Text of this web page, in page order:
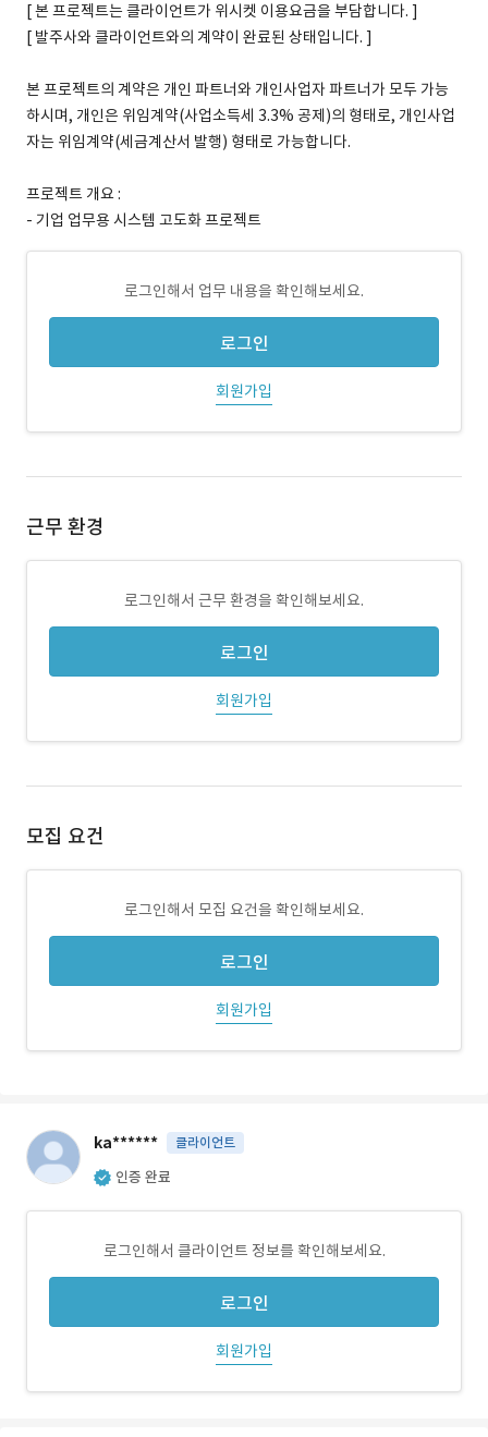
[ 본 프로젝트는 클라이언트가 위시켓 이용요금을 부담합니다. ]
[ 발주사와 클라이언트와의 계약이 완료된 상태입니다. ]
본 프로젝트의 계약은 개인 파트너와 개인사업자 파트너가 모두 가능
하시며, 개인은 위임계약(사업소득세 3.3% 공제)의 형태로, 개인사업
자는 위임계약(세금계산서 발행) 형태로 가능합니다.
프로젝트 개요 :
- 기업 업무용 시스템 고도화 프로젝트
로그인해서 업무 내용을 확인해보세요.
로그인
회원가입
근무 환경
로그인해서 근무 환경을 확인해보세요.
로그인
회원가입
모집 요건
로그인해서 모집 요건을 확인해보세요.
로그인
회원가입
ka****** 클라이언트
인증 완료
로그인해서 클라이언트 정보를 확인해보세요.
로그인
회원가입